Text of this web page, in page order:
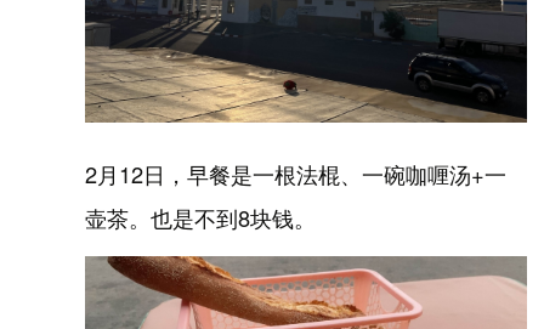
2月12日，早餐是一根法棍、一碗咖喱汤+一
壶茶。也是不到8块钱。